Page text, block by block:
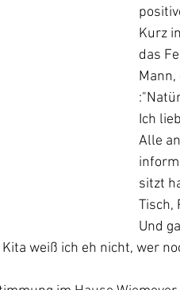
Kurz
das
Ich
Alle
sitzt
Tisch,
Und
weiß ich eh nicht, wer